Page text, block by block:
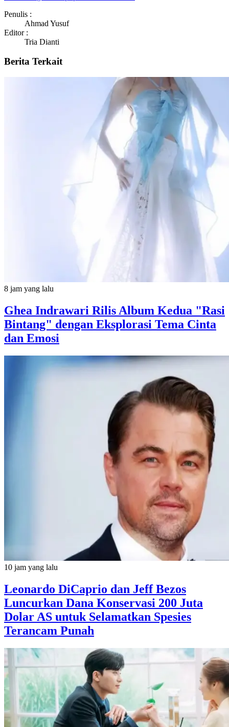
Penulis :
Ahmad Yusuf
Editor :
Tria Dianti
Berita Terkait
8 jam yang lalu
Ghea Indrawari Rilis Album Kedua "Rasi
Bintang" dengan Eksplorasi Tema Cinta
dan Emosi
10 jam yang lalu
Leonardo DiCaprio dan Jeff Bezos
Luncurkan Dana Konservasi 200 Juta
Dolar AS untuk Selamatkan Spesies
Terancam Punah